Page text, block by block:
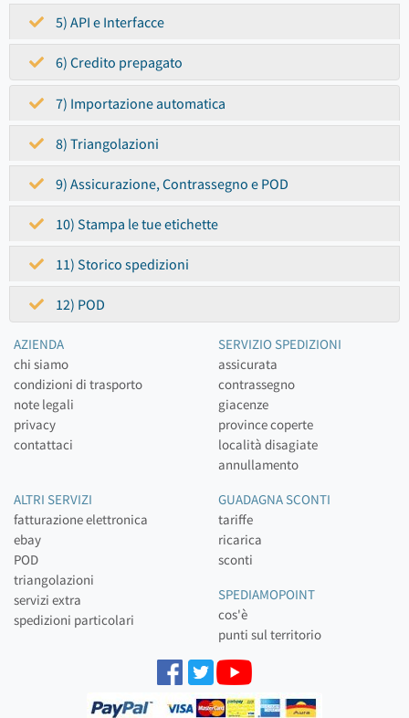
5) API e Interfacce
6) Credito prepagato
7) Importazione automatica
8) Triangolazioni
9) Assicurazione, Contrassegno e POD
10) Stampa le tue etichette
11) Storico spedizioni
12) POD
AZIENDA
chi siamo
condizioni di trasporto
note legali
privacy
contattaci
SERVIZIO SPEDIZIONI
assicurata
contrassegno
giacenze
province coperte
località disagiate
annullamento
ALTRI SERVIZI
fatturazione elettronica
ebay
POD
triangolazioni
servizi extra
spedizioni particolari
GUADAGNA SCONTI
tariffe
ricarica
sconti
SPEDIAMOPOINT
cos'è
punti sul territorio